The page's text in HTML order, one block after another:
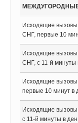
Исходящие
СНГ, первые 10
Исходящие
СНГ, с 11-й минуты
Исходящие
первые 10 минут в
Исходящие
с 11-й минуты в